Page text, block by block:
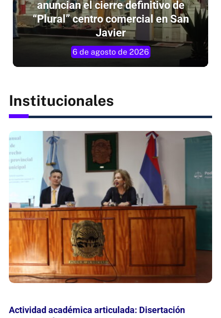
“Plural” centro comercial en San
Javier
6 de agosto de 2026
adolescente en el Hospital de Candelaria